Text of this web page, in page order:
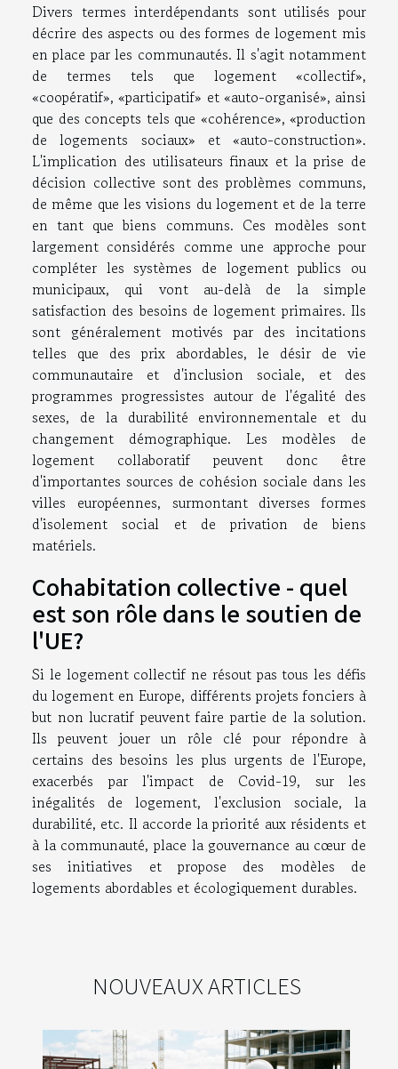
Divers termes interdépendants sont utilisés pour
décrire des aspects ou des formes de logement mis
en place par les communautés. Il s'agit notamment
de termes tels que logement «collectif»,
«coopératif», «participatif» et «auto-organisé», ainsi
que des concepts tels que «cohérence», «production
de logements sociaux» et «auto-construction».
L'implication des utilisateurs finaux et la prise de
décision collective sont des problèmes communs,
de même que les visions du logement et de la terre
en tant que biens communs. Ces modèles sont
largement considérés comme une approche pour
compléter les systèmes de logement publics ou
municipaux, qui vont au-delà de la simple
satisfaction des besoins de logement primaires. Ils
sont généralement motivés par des incitations
telles que des prix abordables, le désir de vie
communautaire et d'inclusion sociale, et des
programmes progressistes autour de l'égalité des
sexes, de la durabilité environnementale et du
changement démographique. Les modèles de
logement collaboratif peuvent donc être
d'importantes sources de cohésion sociale dans les
villes européennes, surmontant diverses formes
d'isolement social et de privation de biens
matériels.
Cohabitation collective - quel
est son rôle dans le soutien de
l'UE?
Si le logement collectif ne résout pas tous les défis
du logement en Europe, différents projets fonciers à
but non lucratif peuvent faire partie de la solution.
Ils peuvent jouer un rôle clé pour répondre à
certains des besoins les plus urgents de l'Europe,
exacerbés par l'impact de Covid-19, sur les
inégalités de logement, l'exclusion sociale, la
durabilité, etc. Il accorde la priorité aux résidents et
à la communauté, place la gouvernance au cœur de
ses initiatives et propose des modèles de
logements abordables et écologiquement durables.
NOUVEAUX ARTICLES